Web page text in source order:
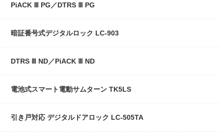
PiACK Ⅲ PG／DTRS Ⅲ PG
暗証番号式デジタルロック LC-903
DTRS Ⅲ ND／PiACK Ⅲ ND
電池式スマート電動サムターン TK5LS
引き戸対応 デジタルドアロック LC-505TA